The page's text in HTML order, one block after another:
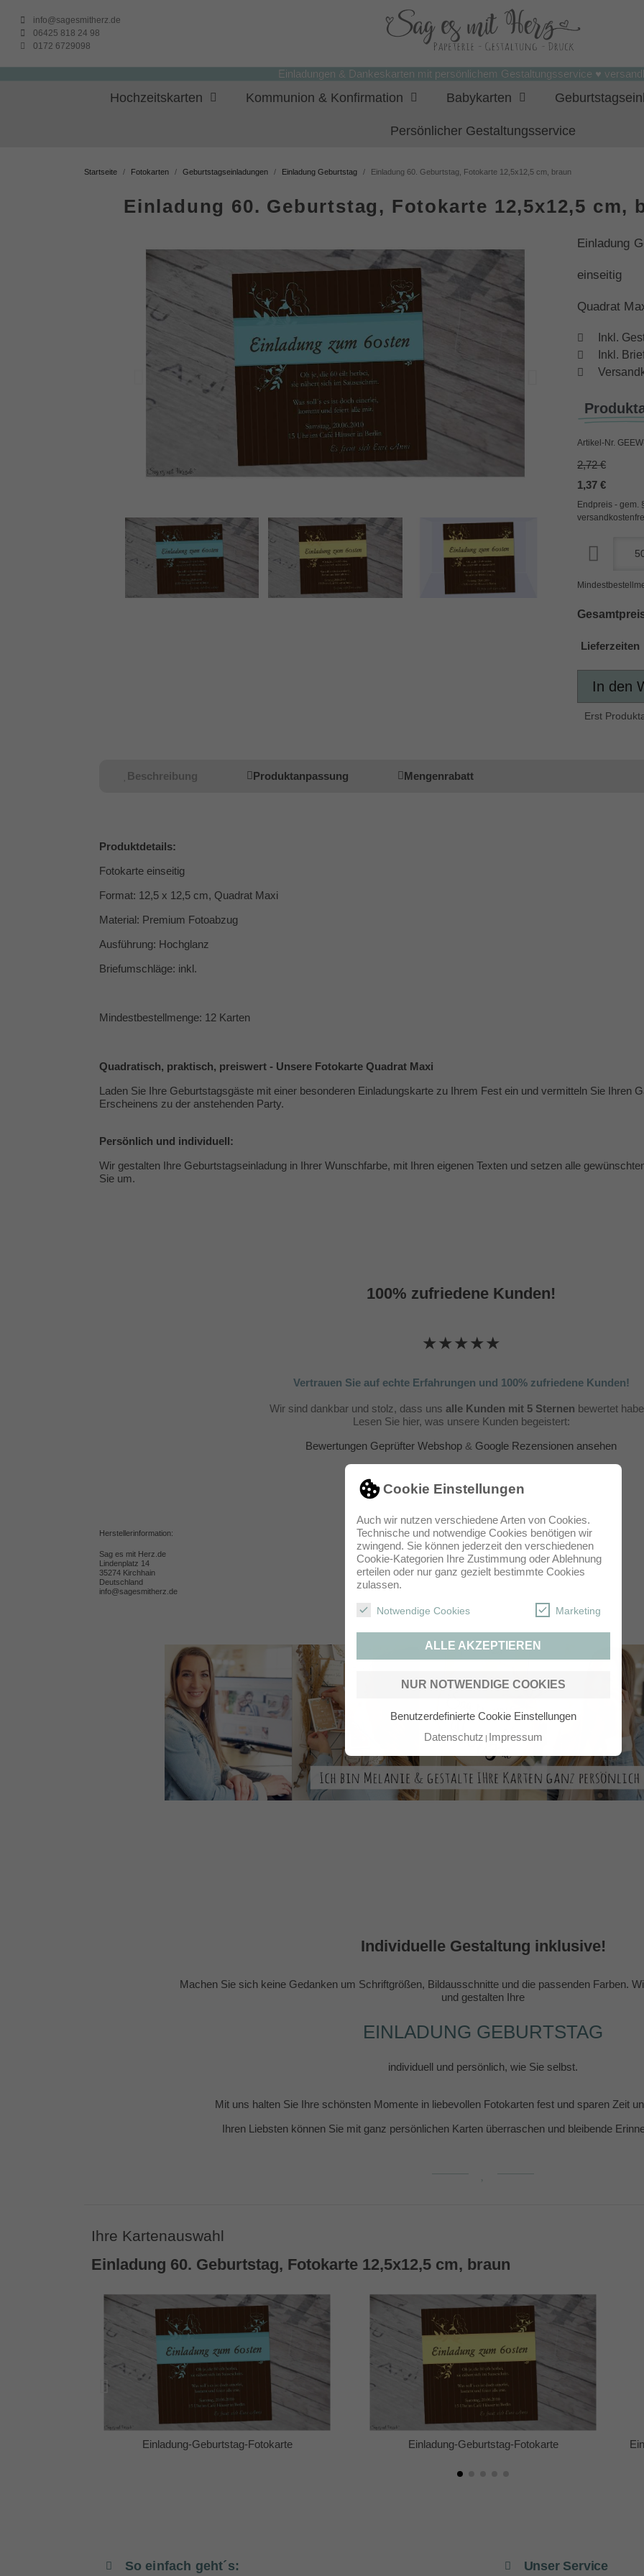
Cookie Einstellungen
Auch wir nutzen verschiedene Arten von Cookies.
Technische und notwendige Cookies benötigen wir
zwingend. Sie können jederzeit den verschiedenen
Cookie-Kategorien Ihre Zustimmung oder Ablehnung
erteilen oder nur ganz gezielt bestimmte Cookies
zulassen.
Notwendige Cookies Marketing
ALLE AKZEPTIEREN
NUR NOTWENDIGE COOKIES
Benutzerdefinierte Cookie Einstellungen
Datenschutz Impressum
info@sagesmitherz.de
06425 818 24 98
0172 6729098
Einladungen & Dankeskarten mit persönlichem Gestaltungsservice ♥
Hochzeitskarten Kommunion & Konfirmation Babykarten
Persönlicher Gestaltungsservice
Startseite Fotokarten Geburtstagseinladungen Einladung Geburtstag Einladung 60. Geburtstag, Fotokarte 12,5x12,5 cm, braun
Einladung 60. Geburtstag, Fotokarte 12,5x12,5 cm,
Einladung
einseitig
Quadrat
Inkl.
Inkl.
Artikel-Nr.
2,72 €
1,37 €
Endpreis - gem.
Lieferzeiten
In den
Erst
Beschreibung Produktanpassung Mengenrabatt
Produktdetails:
Fotokarte einseitig
Format: 12,5 x 12,5 cm, Quadrat Maxi
Material: Premium Fotoabzug
Ausführung: Hochglanz
Briefumschläge: inkl.
Mindestbestellmenge: 12 Karten
Quadratisch, praktisch, preiswert - Unsere Fotokarte Quadrat Maxi
Laden Sie Ihre Geburtstagsgäste mit einer besonderen Einladungskarte zu Ihrem Fest ein und vermitteln Sie Ihren
Erscheinens zu der anstehenden Party.
Persönlich und individuell:
Wir gestalten Ihre Geburtstagseinladung in Ihrer Wunschfarbe, mit Ihren eigenen Texten und setzen alle
Sie um.
100% zufriedene Kunden!
★★★★★
Vertrauen Sie auf echte Erfahrungen und 100% zufriedene Kunden!
Wir sind dankbar und stolz, dass uns alle Kunden mit 5 Sternen bewertet
Lesen Sie hier, was unsere Kunden begeistert:
Bewertungen Geprüfter Webshop & Google Rezensionen ansehen
Herstellerinformation:
Sag es mit Herz.de
Lindenplatz 14
35274 Kirchhain
Deutschland
info@sagesmitherz.de
Individuelle Gestaltung inklusive!
Machen Sie sich keine Gedanken um Schriftgrößen, Bildausschnitte und die passenden Farben.
und gestalten Ihre
EINLADUNG GEBURTSTAG
individuell und persönlich, wie Sie selbst.
Mit uns halten Sie Ihre schönsten Momente in liebevollen Fotokarten fest und sparen Zeit
Ihren Liebsten können Sie mit ganz persönlichen Karten überraschen und bleibende
Ihre Kartenauswahl
Einladung 60. Geburtstag, Fotokarte 12,5x12,5 cm, braun
Einladung-Geburtstag-Fotokarte
Einladung 60. Geburtstag, Fotokarte 12,5x12,5 cm,
So einfach geht´s: Unser Service